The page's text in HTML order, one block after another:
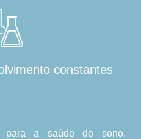
constantes
para a saúde do sono,